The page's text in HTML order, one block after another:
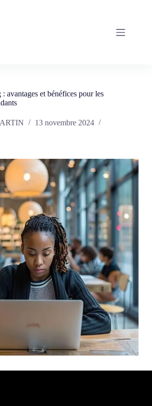
avantages et bénéfices pour les
13 novembre 2024